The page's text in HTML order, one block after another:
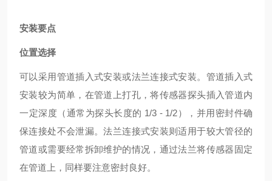
安装要点
位置选择
可以采用管道插入式安装或法兰连接式安装。管道插入式
安装较为简单，在管道上打孔，将传感器探头插入管道内
一定深度（通常为探头长度的 1/3 - 1/2），并用密封件确
保连接处不会泄漏。法兰连接式安装则适用于较大管径的
管道或需要经常拆卸维护的情况，通过法兰将传感器固定
在管道上，同样要注意密封良好。